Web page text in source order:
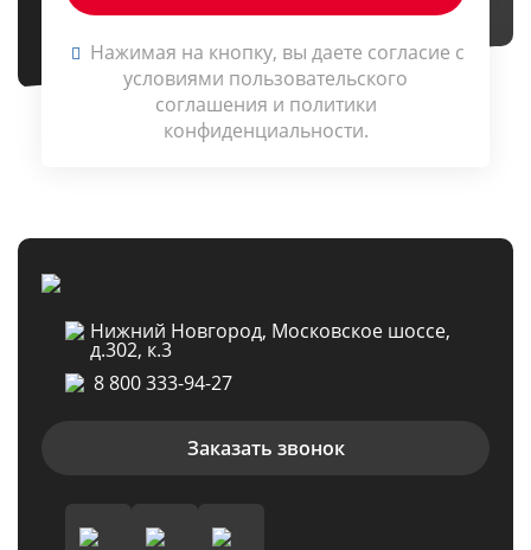
Нажимая на кнопку, вы даете согласие c
условиями пользовательского
соглашения и политики
конфиденциальности.
Нижний Новгород, Московское шоссе,
д.302, к.3
8 800 333-94-27
Заказать звонок